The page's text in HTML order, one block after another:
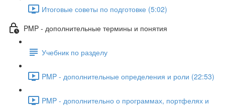
Итоговые советы по подготовке (5:02)
PMP - дополнительные термины и понятия
Учебник по разделу
PMP - дополнительные определения и роли (22:53)
PMP - дополнительно о программах, портфелях и